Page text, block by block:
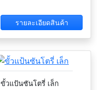
รายละเอียดสินค้า
ขั้วแป้นซันโตรี่ เล็ก